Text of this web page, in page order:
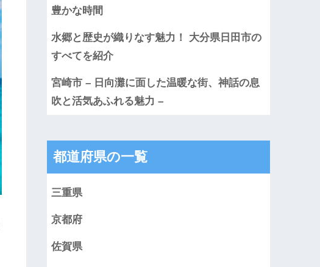
豊かな時間
水郷と歴史が織りなす魅力！ 大分県日田市の
すべてを紹介
宮崎市 – 日向灘に面した温暖な街、神話の息
吹と活気あふれる魅力 –
都道府県の一覧
三重県
京都府
佐賀県